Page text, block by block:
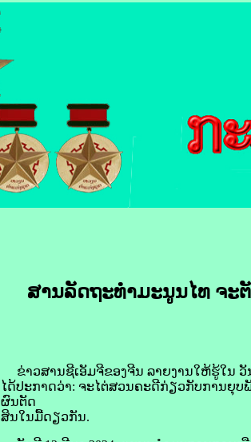
ສານ​ລັດ​ຖະ​ທຳ​ມະນູນ​ໄທ ຈະ​
ຂ່າວສານ​ຊີ​ເອັມ​ຈີ​ຂອງ​ຈີນ ລາຍ​ງານ​ໃຫ້​ຮູ້​ໃນ​ ວັ
ໄດ້​ປະກາດ​ວ່າ: ຈະ​ໄຕ່​ສວນ​ຄະດີ​ກ່ຽວ​ກັບ​ການ​ຍຸ
ຜົນ​ຕັດ
ສິນ​ໃນ​ມື້​ດຽວ​ກັນ.